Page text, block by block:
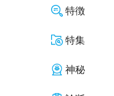
特徴
特集
神秘